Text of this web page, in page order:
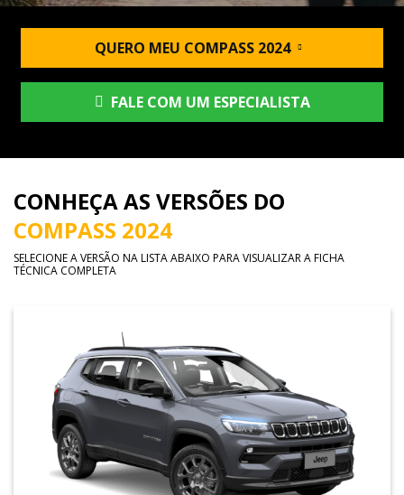
QUERO MEU COMPASS 2024
FALE COM UM ESPECIALISTA
CONHEÇA AS VERSÕES DO
COMPASS 2024
SELECIONE A VERSÃO NA LISTA ABAIXO PARA VISUALIZAR A FICHA
TÉCNICA COMPLETA